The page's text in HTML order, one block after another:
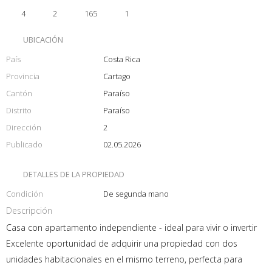
4 2 165 1
UBICACIÓN
País
Costa Rica
Provincia
Cartago
Cantón
Paraíso
Distrito
Paraíso
Dirección
2
Publicado
02.05.2026
DETALLES DE LA PROPIEDAD
Condición
De segunda mano
Descripción
Casa con apartamento independiente - ideal para vivir o invertir
Excelente oportunidad de adquirir una propiedad con dos
unidades habitacionales en el mismo terreno, perfecta para